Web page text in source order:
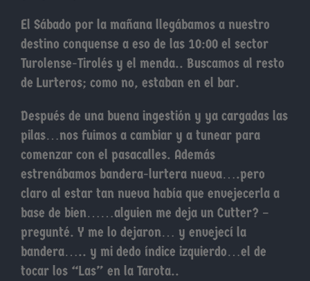
El Sábado por la mañana llegábamos a nuestro
destino conquense a eso de las 10:00 el sector
Turolense-Tirolés y el menda.. Buscamos al resto
de Lurteros; como no, estaban en el bar.
Después de una buena ingestión y ya cargadas las
pilas…nos fuimos a cambiar y a tunear para
comenzar con el pasacalles. Además
estrenábamos bandera-lurtera nueva….pero
claro al estar tan nueva había que envejecerla a
base de bien……alguien me deja un Cutter? –
pregunté. Y me lo dejaron… y envejecí la
bandera….. y mi dedo índice izquierdo…el de
tocar los “Las” en la Tarota..